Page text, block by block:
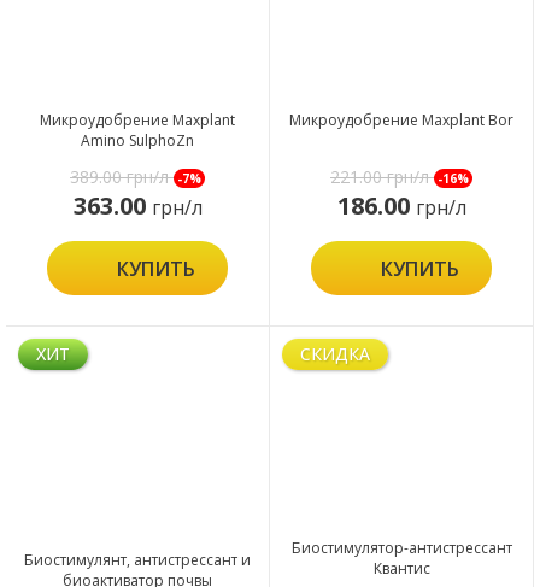
Микроудобрение Maxplant
Amino SulphoZn
389.00грн/л -7%
363.00 грн/л
КУПИТЬ
Микроудобрение Maxplant Bor
221.00грн/л -16%
186.00 грн/л
КУПИТЬ
ХИТ
Биостимулянт, антистрессант и
биоактиватор почвы
СКИДКА
Биостимулятор-антистрессант
Квантис